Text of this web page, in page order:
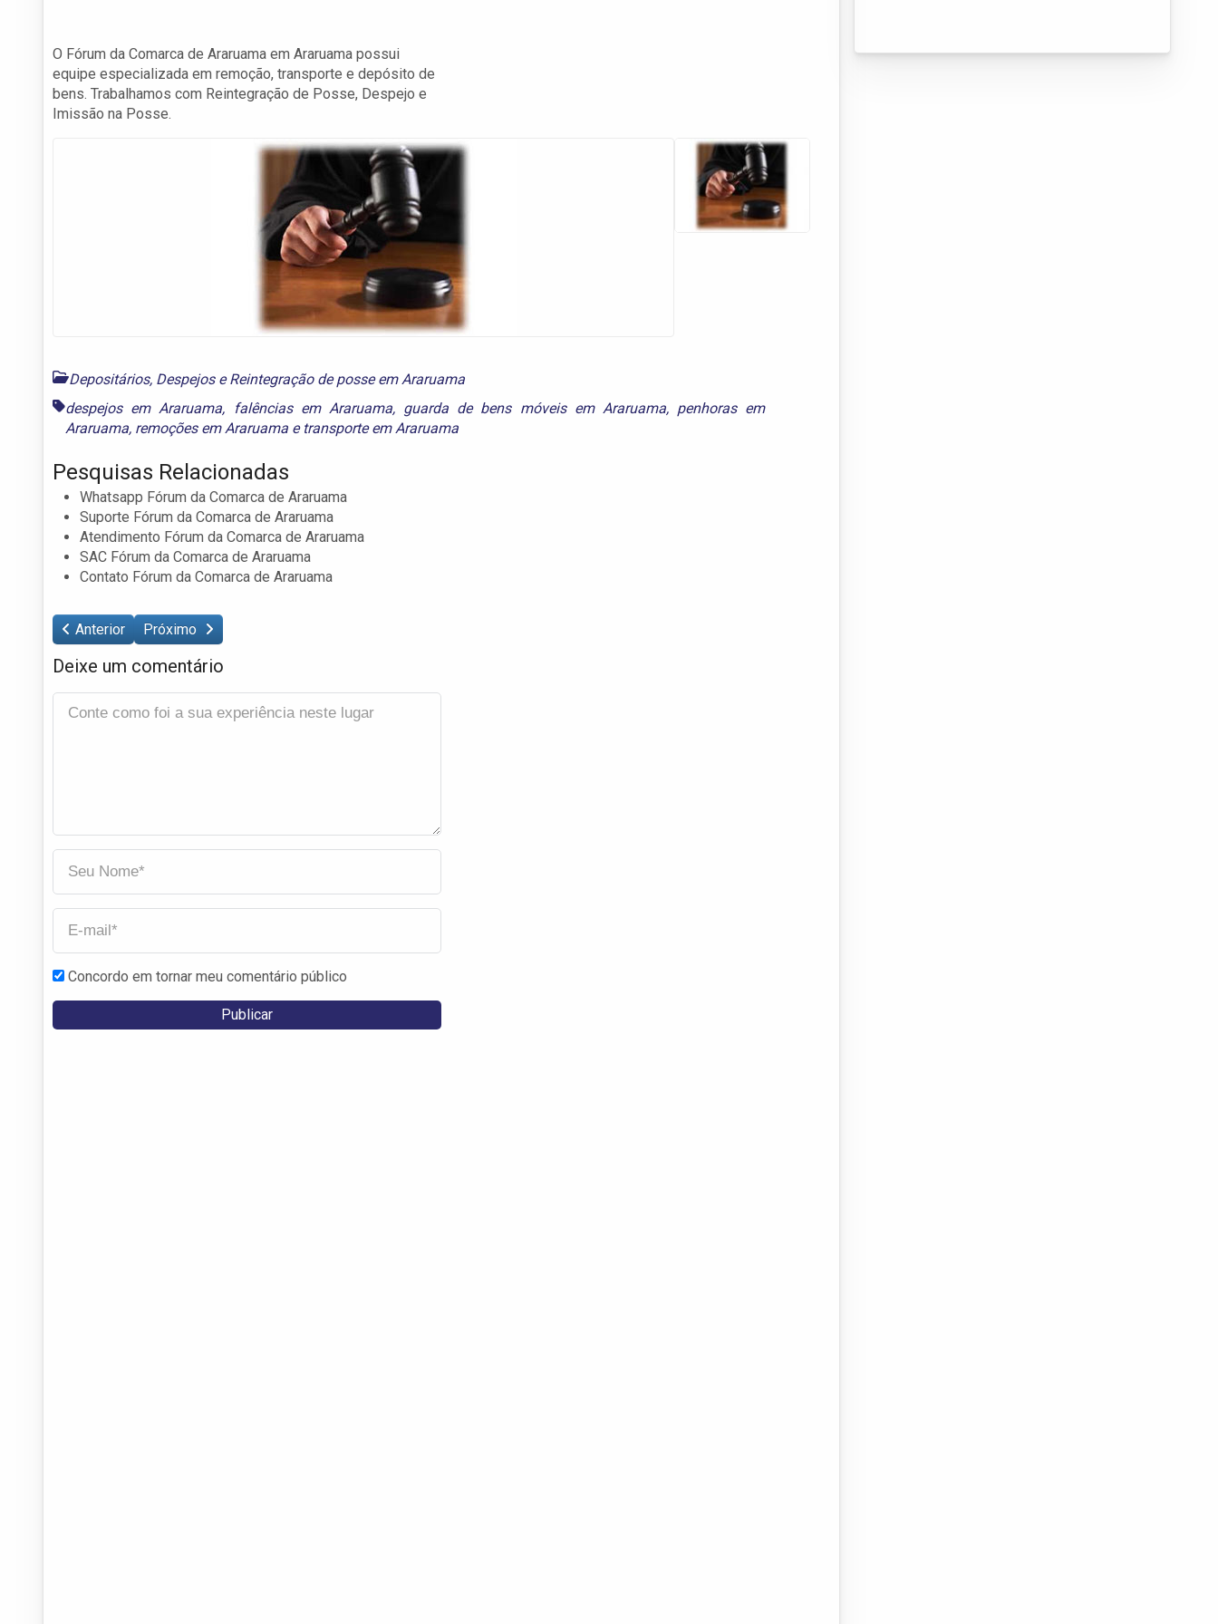
O Fórum da Comarca de Araruama em Araruama possui
equipe especializada em remoção, transporte e depósito de
bens. Trabalhamos com Reintegração de Posse, Despejo e
Imissão na Posse.
Depositários, Despejos e Reintegração de posse em Araruama
despejos em Araruama, falências em Araruama, guarda de bens móveis em Araruama, penhoras em
Araruama, remoções em Araruama e transporte em Araruama
Pesquisas Relacionadas
Whatsapp Fórum da Comarca de Araruama
Suporte Fórum da Comarca de Araruama
Atendimento Fórum da Comarca de Araruama
SAC Fórum da Comarca de Araruama
Contato Fórum da Comarca de Araruama
Anterior Próximo
Deixe um comentário
Concordo em tornar meu comentário público